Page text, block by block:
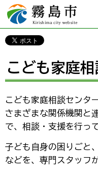
霧島市 Kirishima
city website
こども家庭
こども家庭相談センタ
さまざまな関係機関と
で、相談・支援を行っ
子ども自身の困りごと
などを、専門スタッフ